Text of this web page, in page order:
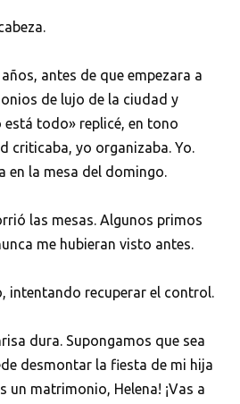
antes de que empezara a
de lujo de la ciudad y
todo» replicé, en tono
criticaba, yo organizaba. Yo.
en la mesa del domingo.
las mesas. Algunos primos
me hubieran visto antes.
intentando recuperar el control.
dura. Supongamos que sea
desmontar la fiesta de mi hija
un matrimonio, Helena! ¡Vas a